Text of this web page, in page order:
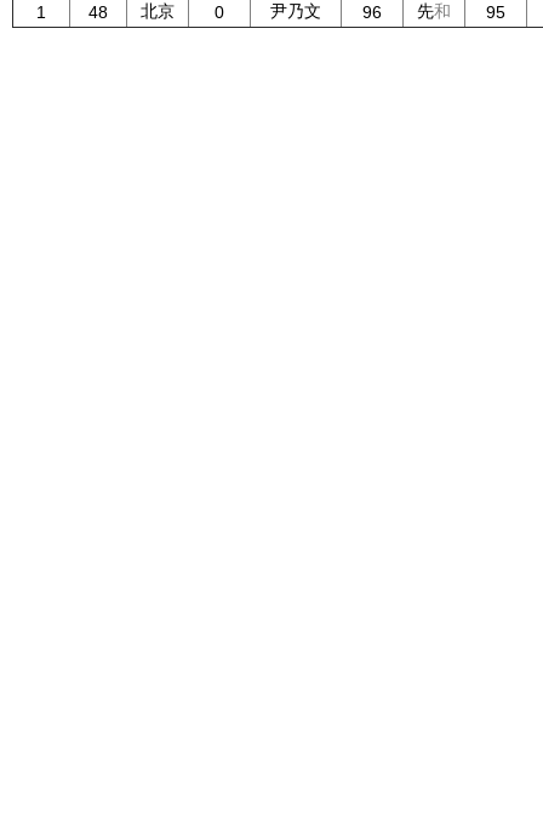
1
48 北京 0 尹乃文 96 先和 95